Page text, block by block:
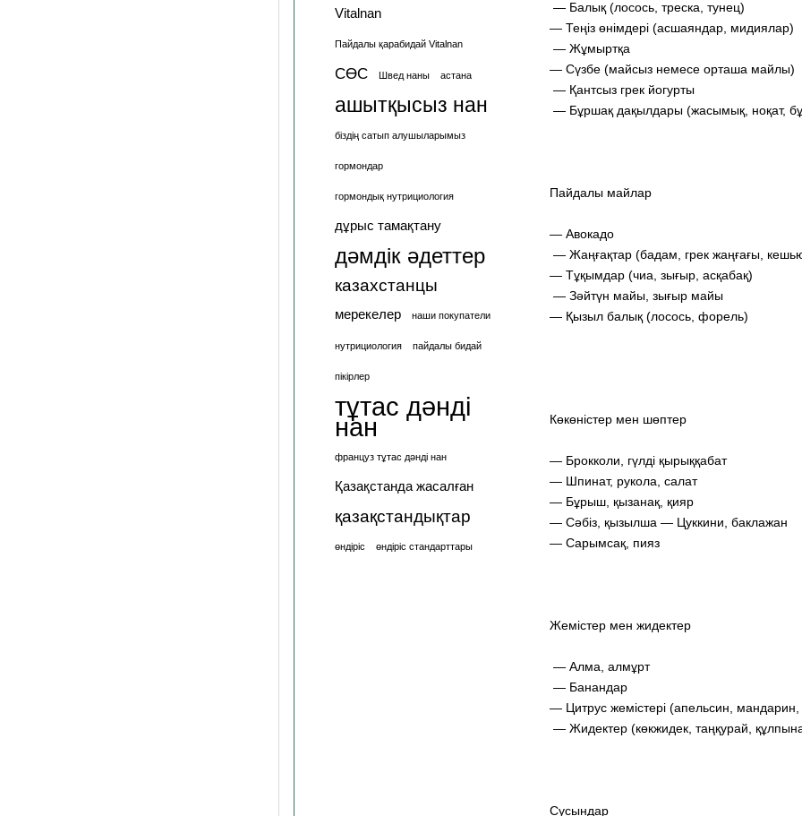
— Балық (лосось, треска, тунец)
— Теңіз өнімдері (асшаяндар, мидиялар)
— Жұмыртқа
— Сүзбе (майсыз немесе орташа майлы)
— Қантсыз грек йогурты
— Бұршақ дақылдары (жасымық, ноқат,
Пайдалы майлар
— Авокадо
— Жаңғақтар (бадам, грек жаңғағы,
— Тұқымдар (чиа, зығыр, асқабақ)
— Зәйтүн майы, зығыр майы
— Қызыл балық (лосось, форель)
Көкөністер мен шөптер
— Брокколи, гүлді қырыққабат
— Шпинат, рукола, салат
— Бұрыш, қызанақ, қияр
— Сәбіз, қызылша — Цуккини, баклажан
— Сарымсақ, пияз
Жемістер мен жидектер
— Алма, алмұрт
— Банандар
— Цитрус жемістері (апельсин,
— Жидектер (көкжидек, таңқурай,
Сусындар
Vitalnan
Пайдалы қарабидай Vitalnan
СӨС Швед наны астана
ашытқысыз нан
біздің сатып алушыларымыз
гормондар
гормондық нутрициология
дұрыс тамақтану
дәмдік әдеттер
казахстанцы
мерекелер наши покупатели
нутрициология пайдалы бидай
пікірлер
тұтас дәнді
нан
француз тұтас дәнді нан
Қазақстанда жасалған
қазақстандықтар
өндіріс өндіріс стандарттары